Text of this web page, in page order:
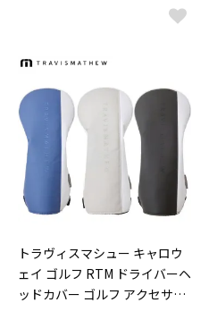
トラヴィスマシュー キャロウ
ェイ ゴルフ RTM ドライバーヘ
ッドカバー ゴルフ アクセサリ